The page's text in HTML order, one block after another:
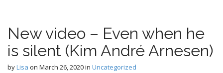
New video – Even when he
is silent (Kim André Arnesen)
byLisa on March 26, 2020in Uncategorized